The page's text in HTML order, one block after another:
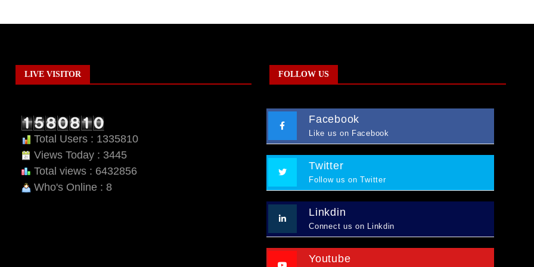
LIVE VISITOR
Total Users : 1335810
Views Today : 3445
Total views : 6432856
Who's Online : 8
FOLLOW US
Facebook
Like us on Facebook
Twitter
Follow us on Twitter
Linkdin
Connect us on Linkdin
Youtube